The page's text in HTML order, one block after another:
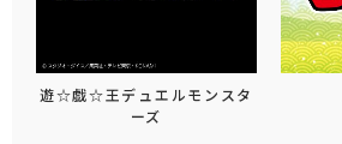
遊☆戯☆王デュエルモンスタ
ーズ